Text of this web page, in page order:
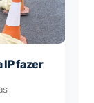
IP fazer